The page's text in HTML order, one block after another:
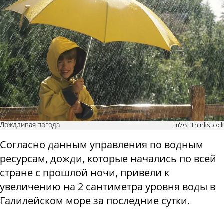
Дождливая погода צילום: Thinkstock
Согласно данным управления по водным
ресурсам, дожди, которые начались по всей
стране с прошлой ночи, привели к
увеличению на 2 сантиметра уровня воды в
Галилейском море за последние сутки.